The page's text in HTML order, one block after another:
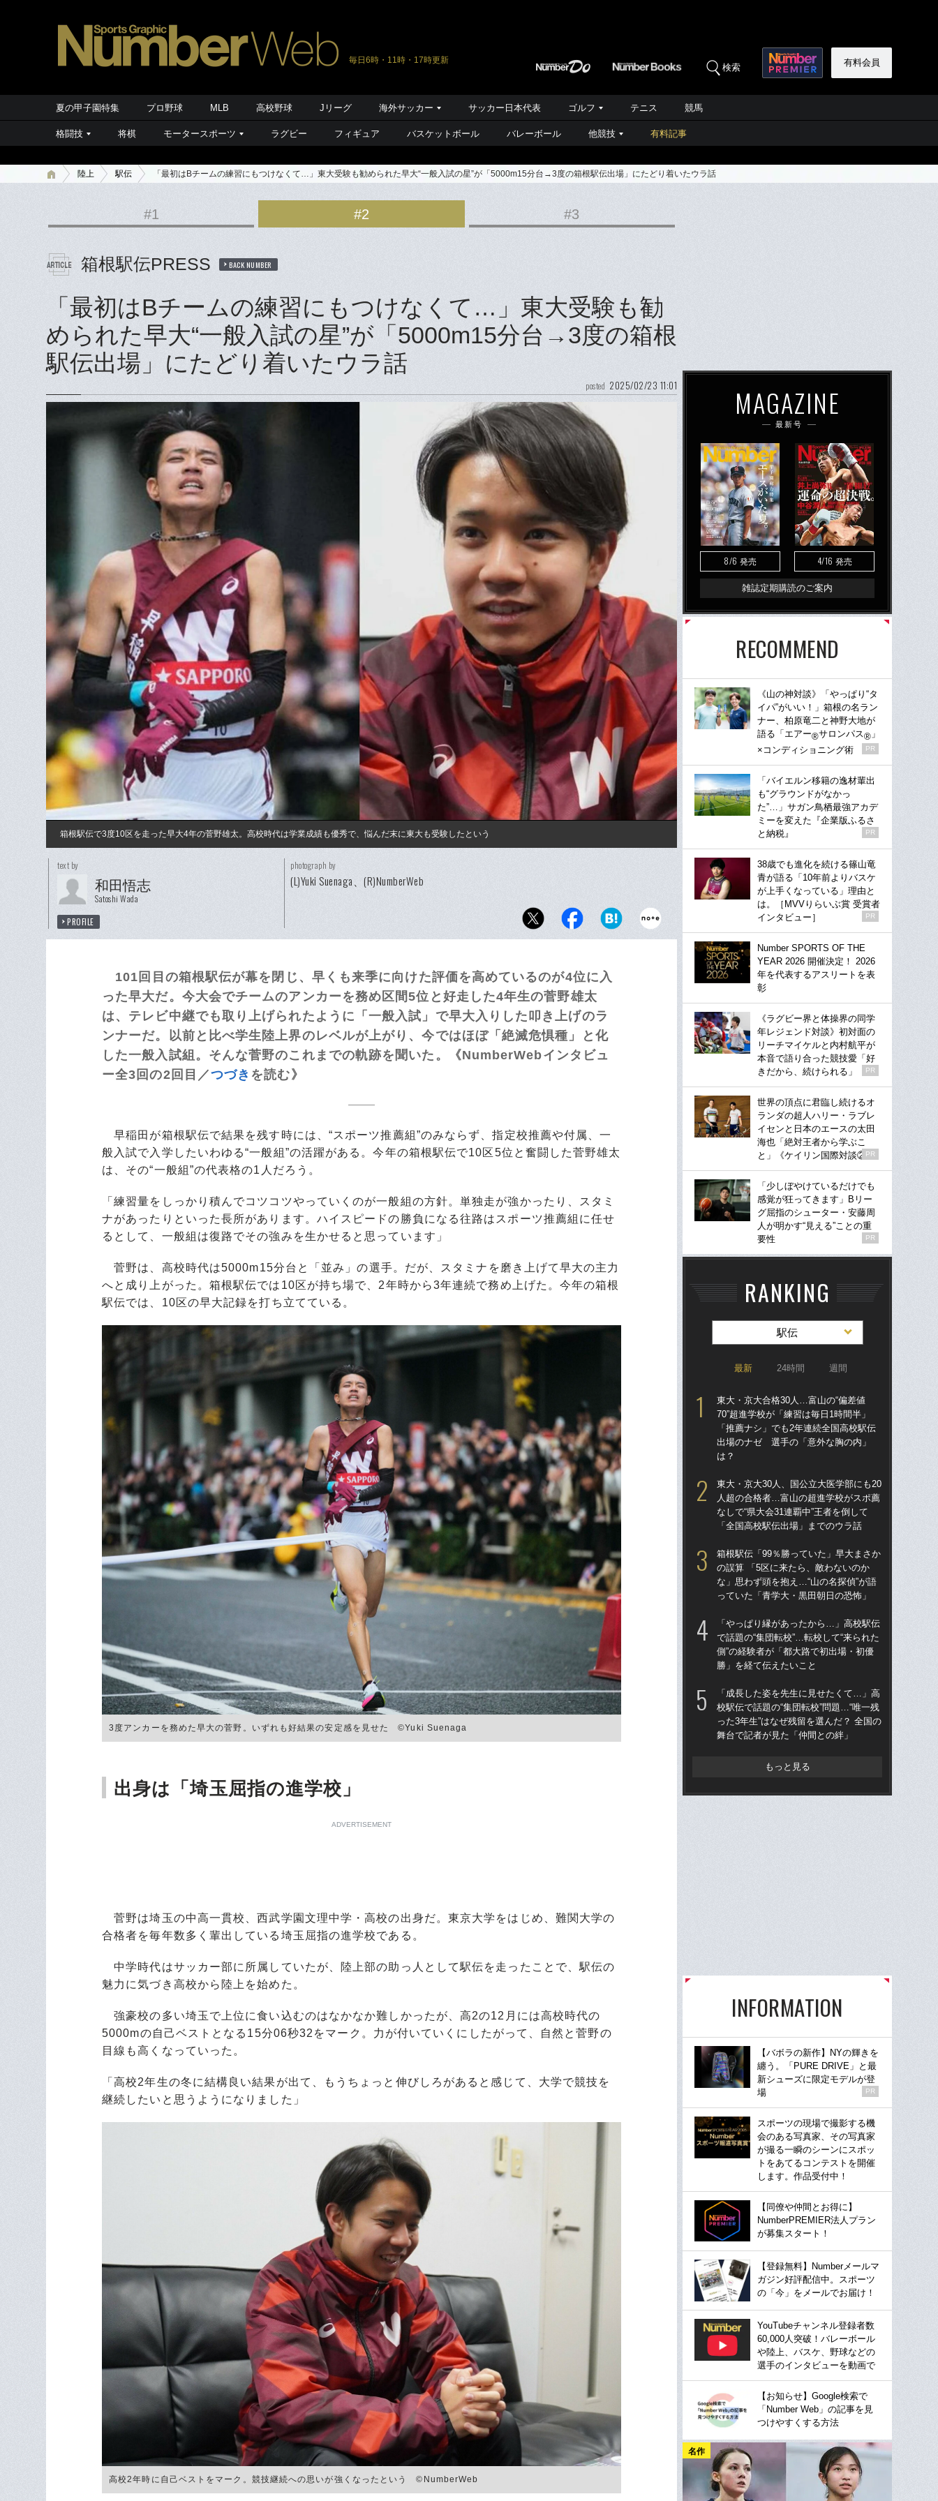
毎日6時・11時・17時更新
検索 有料会員
夏の甲子園特集 プロ野球 MLB 高校野球 Jリーグ 海外サッカー サッカー日本代表 ゴルフ テニス 競馬
格闘技 将棋 モータースポーツ ラグビー フィギュア バスケットボール バレーボール 他競技 有料記事
陸上 駅伝 「最初はBチームの練習にもつけなくて…」東大受験も勧められた早大“一般入試の星”が「5000m15分台→3度の箱根駅伝出場」にたどり着いたウラ話
#1 #2 #3
箱根駅伝PRESS BACK NUMBER
「最初はBチームの練習にもつけなくて…」東大受験も勧
められた早大“一般入試の星”が「5000m15分台→3度の箱根
駅伝出場」にたどり着いたウラ話
posted 2025/02/23 11:01
箱根駅伝で3度10区を走った早大4年の菅野雄太。高校時代は学業成績も優秀で、悩んだ末に東大も受験したという
text by
和田悟志
Satoshi Wada
PROFILE
photograph by
(L)Yuki Suenaga、(R)NumberWeb
101回目の箱根駅伝が幕を閉じ、早くも来季に向けた評価を高めているのが4位に入
った早大だ。今大会でチームのアンカーを務め区間5位と好走した4年生の菅野雄太
は、テレビ中継でも取り上げられたように「一般入試」で早大入りした叩き上げのラ
ンナーだ。以前と比べ学生陸上界のレベルが上がり、今ではほぼ「絶滅危惧種」と化
した一般入試組。そんな菅野のこれまでの軌跡を聞いた。《NumberWebインタビュ
ー全3回の2回目／つづき を読む》
早稲田が箱根駅伝で結果を残す時には、“スポーツ推薦組”のみならず、指定校推薦や付属、一
般入試で入学したいわゆる“一般組”の活躍がある。今年の箱根駅伝で10区5位と奮闘した菅野雄太
は、その“一般組”の代表格の1人だろう。
「練習量をしっかり積んでコツコツやっていくのが一般組の方針。単独走が強かったり、スタミ
ナがあったりといった長所があります。ハイスピードの勝負になる往路はスポーツ推薦組に任せ
るとして、一般組は復路でその強みを生かせると思っています」
菅野は、高校時代は5000m15分台と「並み」の選手。だが、スタミナを磨き上げて早大の主力
へと成り上がった。箱根駅伝では10区が持ち場で、2年時から3年連続で務め上げた。今年の箱根
駅伝では、10区の早大記録を打ち立てている。
3度アンカーを務めた早大の菅野。いずれも好結果の安定感を見せた ©Yuki Suenaga
出身は「埼玉屈指の進学校」
ADVERTISEMENT
菅野は埼玉の中高一貫校、西武学園文理中学・高校の出身だ。東京大学をはじめ、難関大学の
合格者を毎年数多く輩出している埼玉屈指の進学校である。
中学時代はサッカー部に所属していたが、陸上部の助っ人として駅伝を走ったことで、駅伝の
魅力に気づき高校から陸上を始めた。
強豪校の多い埼玉で上位に食い込むのはなかなか難しかったが、高2の12月には高校時代の
5000mの自己ベストとなる15分06秒32をマーク。力が付いていくにしたがって、自然と菅野の
目線も高くなっていった。
「高校2年生の冬に結構良い結果が出て、もうちょっと伸びしろがあると感じて、大学で競技を
継続したいと思うようになりました」
高校2年時に自己ベストをマーク。競技継続への思いが強くなったという ©NumberWeb
MAGAZINE
最新号
8/6 発売 4/16 発売
雑誌定期購読のご案内
RECOMMEND
《山の神対談》「やっぱり“タ
イパ”がいい！」箱根の名ラン
ナー、柏原竜二と神野大地が
語る「エアー®サロンパス® 」
×コンディショニング術
PR
「バイエルン移籍の逸材輩出
も“グラウンドがなかっ
た”…」サガン鳥栖最強アカデ
ミーを変えた『企業版ふるさ
と納税』
PR
38歳でも進化を続ける篠山竜
青が語る「10年前よりバスケ
が上手くなっている」理由と
は。［MVVりらいぶ賞 受賞者
インタビュー］
PR
Number SPORTS OF THE
YEAR 2026 開催決定！ 2026
年を代表するアスリートを表
彰
《ラグビー界と体操界の同学
年レジェンド対談》初対面の
リーチマイケルと内村航平が
本音で語り合った競技愛「好
きだから、続けられる」
PR
世界の頂点に君臨し続けるオ
ランダの超人ハリー・ラブレ
イセンと日本のエースの太田
海也「絶対王者から学ぶこ
と」《ケイリン国際対談②》
PR
「少しぼやけているだけでも
感覚が狂ってきます」Bリー
グ屈指のシューター・安藤周
人が明かす“見える”ことの重
要性
PR
RANKING
駅伝
最新 24時間 週間
東大・京大合格30人…富山の“偏差値
70”超進学校が「練習は毎日1時間半」
「推薦ナシ」でも2年連続全国高校駅伝
出場のナゼ 選手の「意外な胸の内」
は？
東大・京大30人、国公立大医学部にも20
人超の合格者…富山の超進学校がスポ薦
なしで“県大会31連覇中”王者を倒して
「全国高校駅伝出場」までのウラ話
箱根駅伝「99％勝っていた」早大まさか
の誤算 「5区に来たら、敵わないのか
な」思わず頭を抱え…“山の名探偵”が語
っていた「青学大・黒田朝日の恐怖」
「やっぱり縁があったから…」高校駅伝
で話題の“集団転校”…転校して“来られた
側”の経験者が「都大路で初出場・初優
勝」を経て伝えたいこと
「成長した姿を先生に見せたくて…」高
校駅伝で話題の“集団転校”問題…“唯一残
った3年生”はなぜ残留を選んだ？ 全国の
舞台で記者が見た「仲間との絆」
もっと見る
INFORMATION
【バボラの新作】NYの輝きを
纏う。「PURE DRIVE」と最
新シューズに限定モデルが登
場
PR
スポーツの現場で撮影する機
会のある写真家、その写真家
が撮る一瞬のシーンにスポッ
トをあてるコンテストを開催
します。作品受付中！
【同僚や仲間とお得に】
NumberPREMIER法人プラン
が募集スタート！
【登録無料】Numberメールマ
ガジン好評配信中。スポーツ
の「今」をメールでお届け！
YouTubeチャンネル登録者数
60,000人突破！バレーボール
や陸上、バスケ、野球などの
選手のインタビューを動画で
【お知らせ】Google検索で
「Number Web」の記事を見
つけやすくする方法
名作